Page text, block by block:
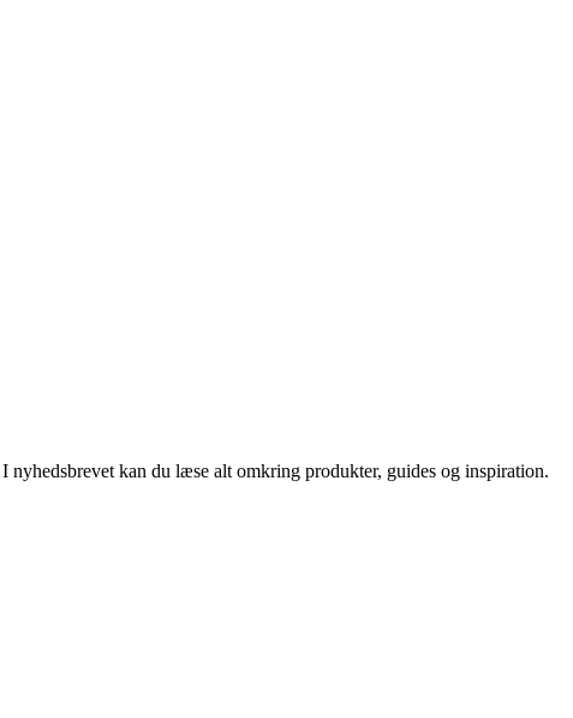
kan du læse alt omkring produkter, guides og inspiration.